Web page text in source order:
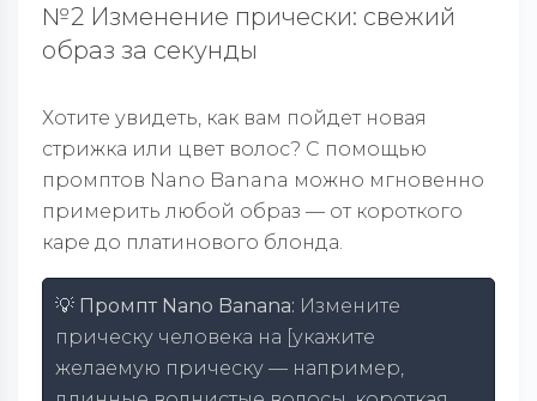
№2 Изменение прически: свежий
образ за секунды
Хотите увидеть, как вам пойдет новая
стрижка или цвет волос? С помощью
промптов Nano Banana можно мгновенно
примерить любой образ — от короткого
каре до платинового блонда.
💡 Промпт Nano Banana: Измените
прическу человека на [укажите
желаемую прическу — например,